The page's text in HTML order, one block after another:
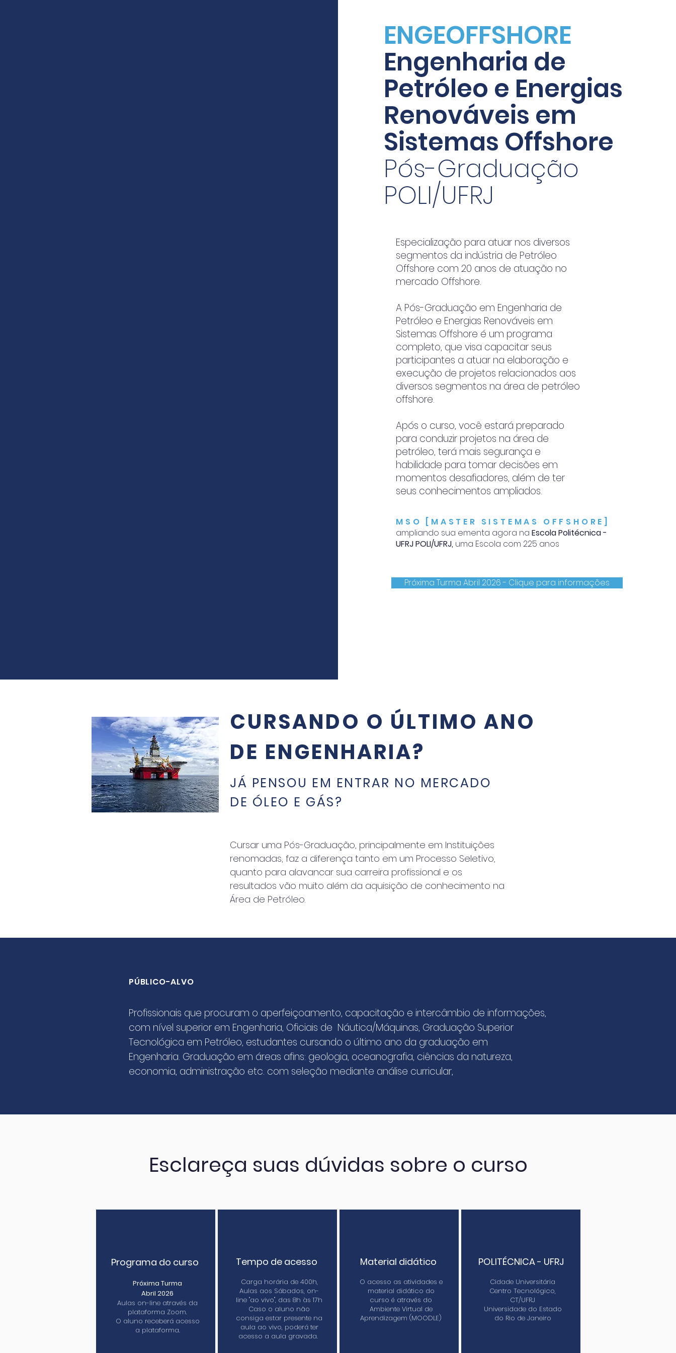
ENGEOFFSHORE
Engenharia de
Petróleo e Energias
Renováveis em
Sistemas Offshore
Pós-Graduação
POLI/UFRJ
Especialização para atuar nos diversos
segmentos da indústria de Petróleo
Offshore com 20 anos de atuação no
mercado Offshore.
A Pós-Graduação em Engenharia de
Petróleo e Energias Renováveis em
Sistemas Offshore é um programa
completo, que visa capacitar seus
participantes a atuar na elaboração e
execução de projetos relacionados aos
diversos segmentos na área de petróleo
offshore.
Após o curso, você estará preparado
para conduzir projetos na área de
petróleo, terá mais segurança e
habilidade para tomar decisões em
momentos desafiadores, além de ter
seus conhecimentos ampliados.
MSO [MASTER SISTEMAS OFFSHORE]
ampliando sua ementa agora na Escola Politécnica -
UFRJPOLI/UFRJ, uma Escola com 225 anos
Próxima Turma Abril 2026 - Clique para informações
CURSANDO O ÚLTIMO ANO
DE ENGENHARIA?
JÁ PENSOU EM ENTRAR NO MERCADO
DE ÓLEO E GÁS?
Cursar uma Pós-Graduação, principalmente em Instituições
renomadas, faz a diferença tanto em um Processo Seletivo,
quanto para alavancar sua carreira profissional e os
resultados vão muito além da aquisição de conhecimento na
Área de Petróleo.
PÚBLICO-ALVO
Profissionais que procuram o aperfeiçoamento, capacitação e intercâmbio de informações,
com nível superior em Engenharia, Oficiais de Náutica/Máquinas, Graduação Superior
Tecnológica em Petróleo, estudantes cursando o último ano da graduação em
Engenharia. Graduação em áreas afins: geologia, oceanografia, ciências da natureza,
economia, administração etc. com seleção mediante análise curricular,
Esclareça suas dúvidas sobre o curso
Programa do curso
Próxima Turma
Abril 2026
Aulas on-line através da
plataforma Zoom.
O aluno receberá acesso
a plataforma.
Tempo de acesso
Carga horária de 400h,
Aulas aos Sábados, on-
line "ao vivo", das 8h às 17h
Caso o aluno não
consiga estar presente na
aula ao vivo, poderá ter
acesso a aula gravada.
Material didático
O acesso as atividades e
material didático do
curso é através do
Ambiente Virtual de
Aprendizagem (MOODLE)
POLITÉCNICA - UFRJ
Cidade Universitária
Centro Tecnológico,
CT/UFRJ
Universidade do Estado
do Rio de Janeiro